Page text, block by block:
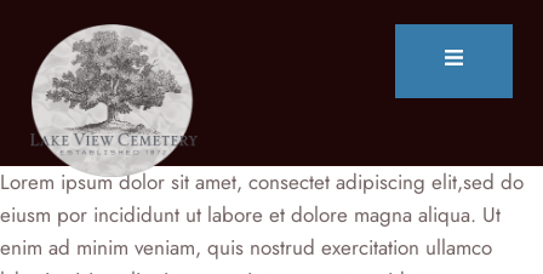
Lorem ipsum dolor sit amet, consectet adipiscing elit,sed do
eiusm por incididunt ut labore et dolore magna aliqua. Ut
enim ad minim veniam, quis nostrud exercitation ullamco